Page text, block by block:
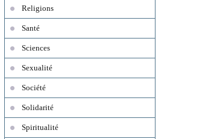
Religions
Santé
Sciences
Sexualité
Société
Solidarité
Spiritualité